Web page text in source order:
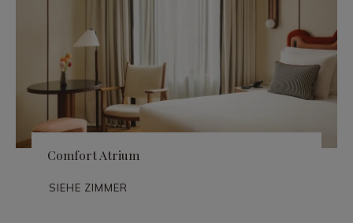
Comfort Atrium
SIEHE ZIMMER